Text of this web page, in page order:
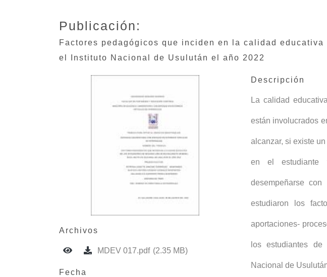
Publicación:
Factores pedagógicos que inciden en la calidad
el Instituto Nacional de Usulután el año 2022
Archivos
MDEV 017.pdf (2.35 MB)
Fecha
Descripción
La calidad
están involucrados
alcanzar, si existe
en el estudiante
desempeñarse
estudiaron los
aportaciones-
los estudiantes
Nacional de